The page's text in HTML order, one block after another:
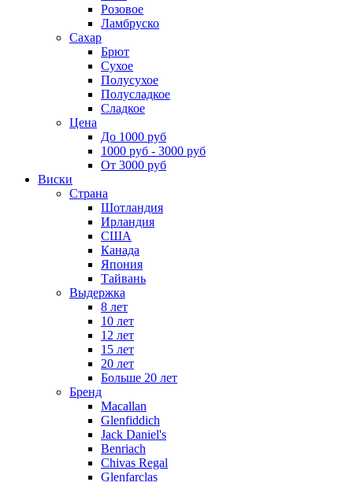
Розовое
Ламбруско
Сахар
Брют
Сухое
Полусухое
Полусладкое
Сладкое
Цена
До 1000 руб
1000 руб - 3000 руб
От 3000 руб
Виски
Страна
Шотландия
Ирландия
США
Канада
Япония
Тайвань
Выдержка
8 лет
10 лет
12 лет
15 лет
20 лет
Больше 20 лет
Бренд
Macallan
Glenfiddich
Jack Daniel's
Benriach
Chivas Regal
Glenfarclas